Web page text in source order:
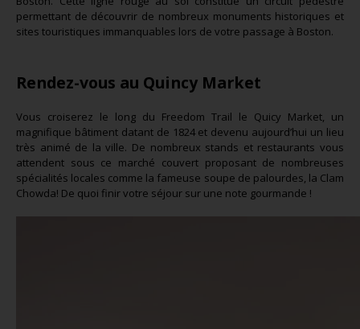
permettant de découvrir de nombreux monuments historiques et
sites touristiques immanquables lors de votre passage à Boston.
Rendez-vous au Quincy Market
Vous croiserez le long du Freedom Trail le Quicy Market, un
magnifique bâtiment datant de 1824 et devenu aujourd’hui un lieu
très animé de la ville. De nombreux stands et restaurants vous
attendent sous ce marché couvert proposant de nombreuses
spécialités locales comme la fameuse soupe de palourdes, la Clam
Chowda! De quoi finir votre séjour sur une note gourmande !